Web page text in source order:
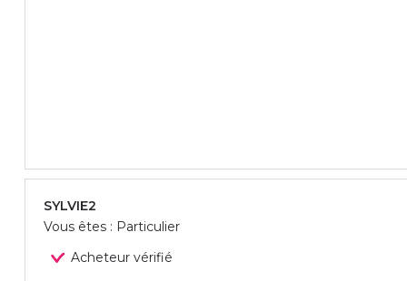
SYLVIE2
Vous êtes : Particulier
Acheteur vérifié